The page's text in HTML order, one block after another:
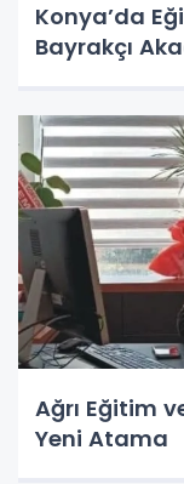
Konya’da
Bayrakçı
Ağrı Eğitim
Yeni Atama